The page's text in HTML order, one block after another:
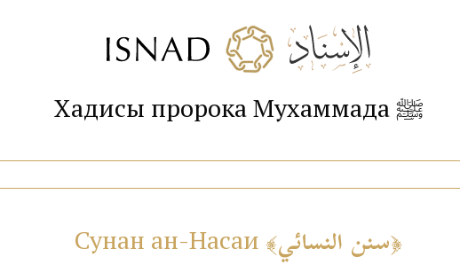
Хадисы пророка Мухаммада ﷺ
Сунан ан-Насаи سنن النسائي